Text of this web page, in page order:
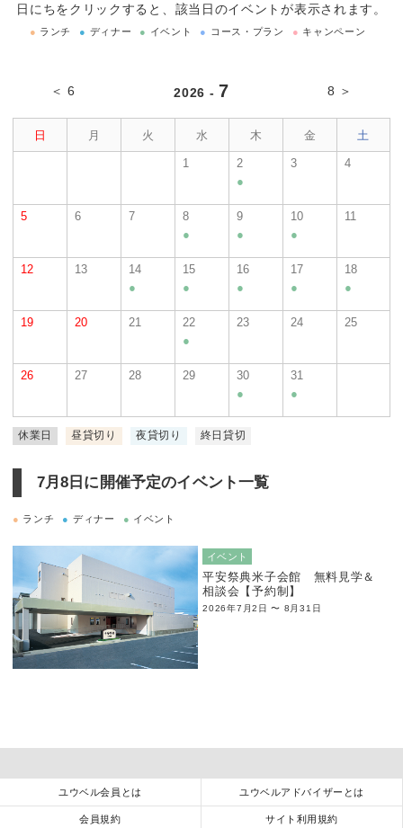
日にちをクリックすると、該当日のイベントが表示されます。
● ランチ ● ディナー ● イベント ● コース・プラン ● キャンペーン
＜ 6 2026 - 7 8 ＞
日 月 火 水 木 金 土
1
2
●
3 4
5 6 7
8
●
9
●
10
●
11
12 13
14
●
15
●
16
●
17
●
18
●
19 20 21
22
●
23 24 25
26 27 28 29
30
●
31
●
休業日 昼貸切り 夜貸切り 終日貸切
7月8日に 開催予定のイベント一覧
● ランチ ● ディナー ● イベント
イベント
平安祭典米子会館 無料見学＆
相談会【予約制】
2026年7月2日 〜 8月31日
ユウベル会員とは ユウベルアドバイザーとは
会員規約 サイト利用規約